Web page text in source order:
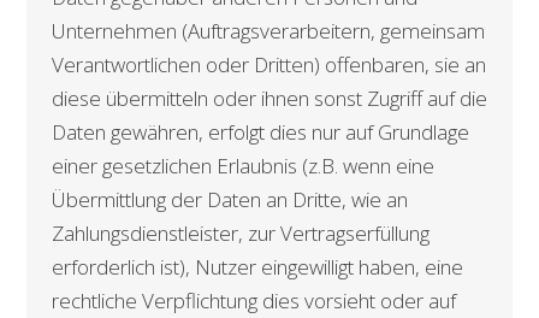
Unternehmen (Auftragsverarbeitern, gemeinsam
Verantwortlichen oder Dritten) offenbaren, sie an
diese übermitteln oder ihnen sonst Zugriff auf die
Daten gewähren, erfolgt dies nur auf Grundlage
einer gesetzlichen Erlaubnis (z.B. wenn eine
Übermittlung der Daten an Dritte, wie an
Zahlungsdienstleister, zur Vertragserfüllung
erforderlich ist), Nutzer eingewilligt haben, eine
rechtliche Verpflichtung dies vorsieht oder auf